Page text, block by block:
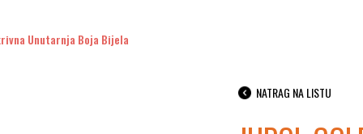
Unutarnja Boja Bijela
NATRAG NA LISTU